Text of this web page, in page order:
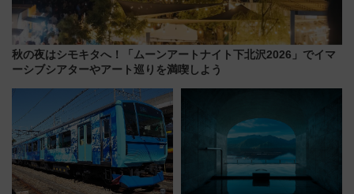
秋の夜はシモキタへ！「ムーンアートナイト下北沢2026」でイマ
ーシブシアターやアート巡りを満喫しよう